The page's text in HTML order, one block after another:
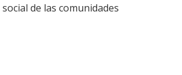
de las comunidades